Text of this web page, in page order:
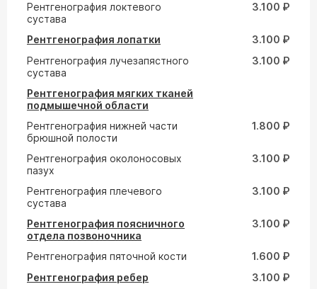
Рентгенография локтевого
сустава
3.100 ₽
Рентгенография лопатки
3.100 ₽
Рентгенография лучезапястного
сустава
3.100 ₽
Рентгенография мягких тканей
подмышечной области
Рентгенография нижней части
брюшной полости
1.800 ₽
Рентгенография околоносовых
пазух
3.100 ₽
Рентгенография плечевого
сустава
3.100 ₽
Рентгенография поясничного
отдела позвоночника
3.100 ₽
Рентгенография пяточной кости
1.600 ₽
Рентгенография ребер
3.100 ₽